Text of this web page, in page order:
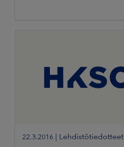
22.3.2016 Lehdistötiedotteet